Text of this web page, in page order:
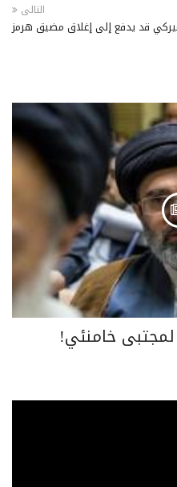
التالى
قد يدفع إلى إغلاق مضيق هرمز
لمجتبى خامنئي!